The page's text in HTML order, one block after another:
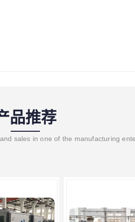
品推荐
sales in one of the manufacturing